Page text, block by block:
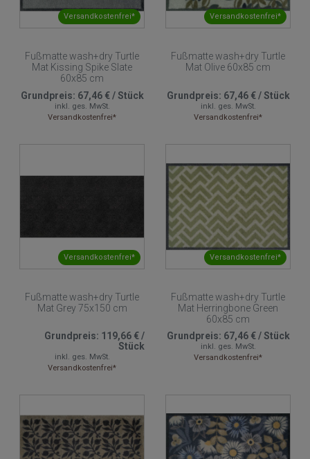
Versandkostenfrei*
Fußmatte wash+dry Turtle
Mat Kissing Spike Slate
60x85 cm
Grundpreis: 67,46 €/Stück
inkl. ges. MwSt.
Versandkostenfrei*
Versandkostenfrei*
Fußmatte wash+dry Turtle
Mat Olive 60x85 cm
Grundpreis: 67,46 €/Stück
inkl. ges. MwSt.
Versandkostenfrei*
Versandkostenfrei*
Fußmatte wash+dry Turtle
Mat Grey 75x150 cm
Grundpreis: 119,66 €/
Stück
inkl. ges. MwSt.
Versandkostenfrei*
Versandkostenfrei*
Fußmatte wash+dry Turtle
Mat Herringbone Green
60x85 cm
Grundpreis: 67,46 €/Stück
inkl. ges. MwSt.
Versandkostenfrei*